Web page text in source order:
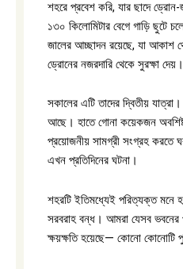
শহরে প্রবেশ করি, যার ছাদে
১৩০ কিলোমিটার বেগে গাড়ি ছুটে
জালের আচ্ছাদন রয়েছে, যা আকাশ
ড্রোনের নজরদারি থেকে সুরক্ষা দেয়।
সকালের এটি তাদের দ্বিতীয়
আছে। হাতে গোনা কয়েকজন অবশিষ্ট
প্রয়োজনীয় সামগ্রী সংগ্রহ করতে
এখন প্রতিদিনের ঘটনা।
শহরটি ইতিমধ্যেই পরিত্যক্ত মনে
সরবরাহ বন্ধ। আমরা যেসব ভবনের
ক্ষয়ক্ষতি হয়েছে— কোনো কোনোটি